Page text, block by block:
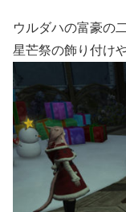
ウルダハの富豪の
星芒祭の飾り付け